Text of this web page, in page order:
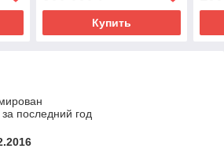
Купить
последний год